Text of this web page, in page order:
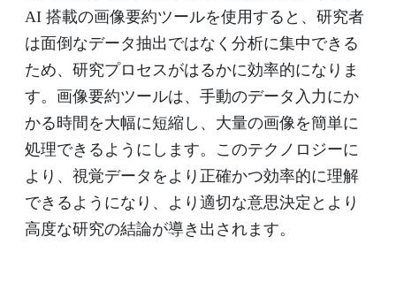
AI 搭載の画像要約ツールを使用すると、研究者
は面倒なデータ抽出ではなく分析に集中できる
ため、研究プロセスがはるかに効率的になりま
す。画像要約ツールは、手動のデータ入力にか
かる時間を大幅に短縮し、大量の画像を簡単に
処理できるようにします。このテクノロジーに
より、視覚データをより正確かつ効率的に理解
できるようになり、より適切な意思決定とより
高度な研究の結論が導き出されます。